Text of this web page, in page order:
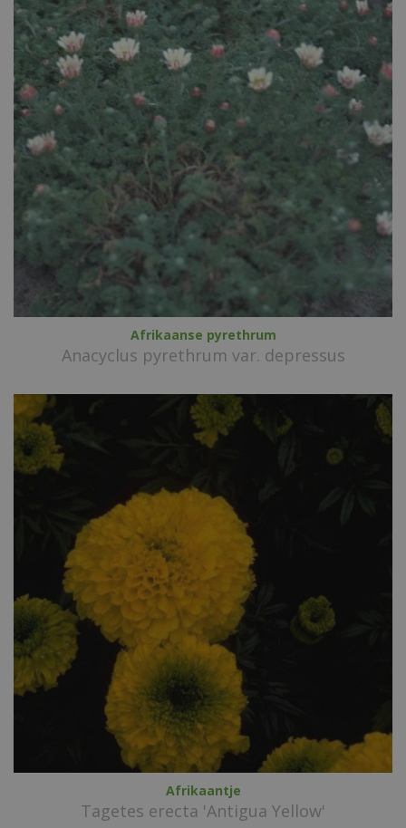
Afrikaanse pyrethrum
Anacyclus pyrethrum var. depressus
Afrikaantje
Tagetes erecta 'Antigua Yellow'